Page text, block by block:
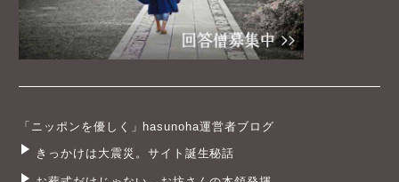
「ニッポンを優しく」hasunoha運営者ブログ
きっかけは大震災。サイト誕生秘話